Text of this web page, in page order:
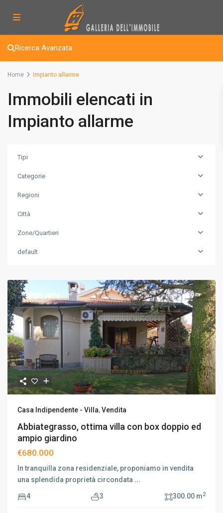
Ricerca Avanzata
Home Impianto allarme
Immobili elencati in
Impianto allarme
Tipi
Categorie
Regioni
Città
Zone/Quartieri
default
In primo piano Vendita
Casa Indipendente - Villa,Vendita
Abbiategrasso, ottima villa con box doppio ed
ampio giardino
€680.000
In tranquilla zona residenziale, proponiamo in vendita
una splendida proprietà circondata ...
4 3 300.00 m2